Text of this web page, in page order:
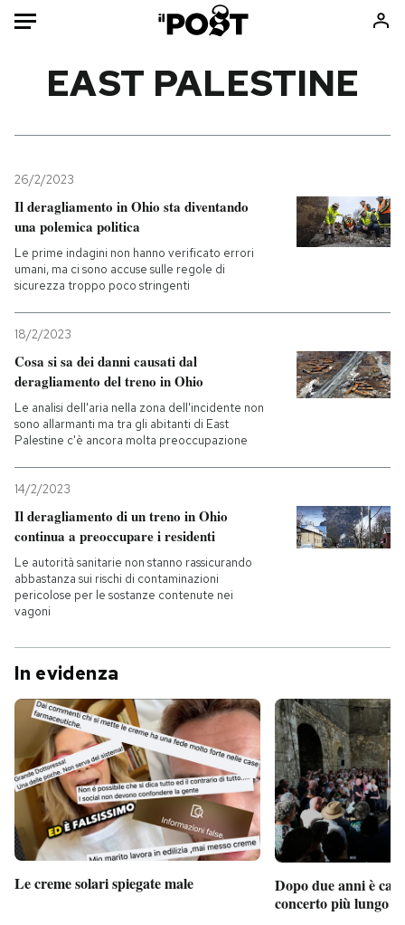
Mondo
Politica
Tecnologia
Internet
Scienza
Economia
Sport
Consumismi
Ok Boomer!
Mondiali calcio 2026
PODCAST
I MIEI PREFERITI
SHOP
CALENDARIO
AREA PERSONALE
Entra
EAST PALESTINE
26/2/2023
Il deragliamento in Ohio sta diventando
una polemica politica
Le prime indagini non hanno verificato errori
umani, ma ci sono accuse sulle regole di
sicurezza troppo poco stringenti
18/2/2023
Cosa si sa dei danni causati dal
deragliamento del treno in Ohio
Le analisi dell'aria nella zona dell'incidente non
sono allarmanti ma tra gli abitanti di East
Palestine c'è ancora molta preoccupazione
14/2/2023
Il deragliamento di un treno in Ohio
continua a preoccupare i residenti
Le autorità sanitarie non stanno rassicurando
abbastanza sui rischi di contaminazioni
pericolose per le sostanze contenute nei
vagoni
In evidenza
Le creme solari spiegate male
Dopo due anni è
concerto più lungo